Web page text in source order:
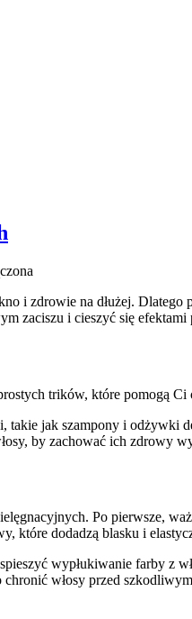
⁤i zdrowie na dłużej.‍
zaciszu i cieszyć się efektami⁣
trików, które⁣ pomogą Ci
jak ​szampony i odżywki
by zachować ich zdrowy
Po pierwsze,
​które​ dodadzą blasku i
wypłukiwanie farby z
włosy⁣ przed